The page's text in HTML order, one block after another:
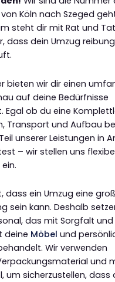
Köln nach Szeged
steht dir mit Rat und
dass dein Umzug
bieten wir dir einen
auf deine Bedürfnisse
Egal ob du eine
Transport und Aufbau
unserer Leistungen in
– wir stellen uns
dass ein Umzug eine
sein kann. Deshalb
das mit Sorgfalt und
deine Möbel und
Wir verwenden
und
um sicherzustellen, dass